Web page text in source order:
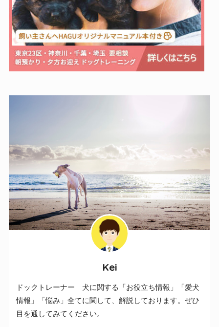
Kei
ドックトレーナー 犬に関する「お役立ち情報」「愛犬
情報」「悩み」全てに関して、解説しております。ぜひ
目を通してみてください。